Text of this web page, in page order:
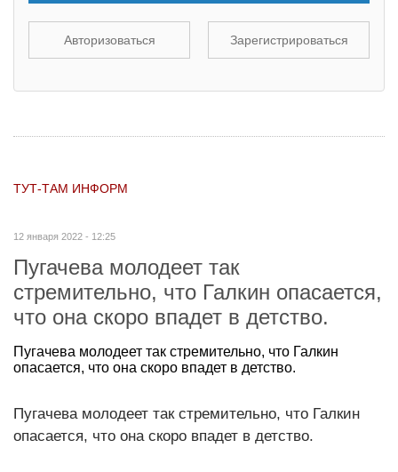
Авторизоваться Зарегистрироваться
ТУТ-ТАМ ИНФОРМ
12 января 2022 - 12:25
Пугачева молодеет так
стремительно, что Галкин опасается,
что она скоро впадет в детство.
Пугачева молодеет так стремительно, что Галкин
опасается, что она скоро впадет в детство.
Пугачева молодеет так стремительно, что Галкин
опасается, что она скоро впадет в детство.